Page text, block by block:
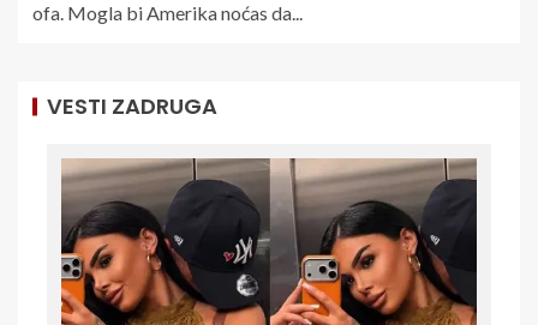
ofa. Mogla bi Amerika noćas da...
VESTI ZADRUGA